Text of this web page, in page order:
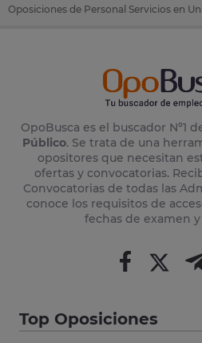
OpoBusca es el buscador Nº1
Público. Se trata de una
opositores que necesitan
ofertas y convocatorias.
Convocatorias de todas las
conoce los requisitos de
fechas de examen
Top Oposiciones